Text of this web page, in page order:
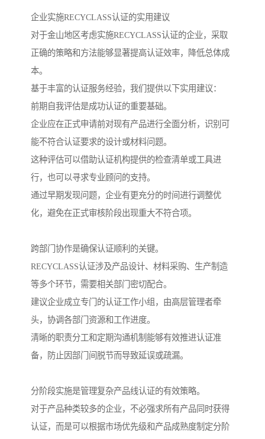
企业实施RECYCLASS认证的实用建议
对于金山地区考虑实施RECYCLASS认证的企业，采取
正确的策略和方法能够显著提高认证效率，降低总体成
本。
基于丰富的认证服务经验，我们提供以下实用建议：
前期自我评估是成功认证的重要基础。
企业应在正式申请前对现有产品进行全面分析，识别可
能不符合认证要求的设计或材料问题。
这种评估可以借助认证机构提供的检查清单或工具进
行，也可以寻求专业顾问的支持。
通过早期发现问题，企业有更充分的时间进行调整优
化，避免在正式审核阶段出现重大不符合项。
跨部门协作是确保认证顺利的关键。
RECYCLASS认证涉及产品设计、材料采购、生产制造
等多个环节，需要相关部门密切配合。
建议企业成立专门的认证工作小组，由高层管理者牵
头，协调各部门资源和工作进度。
清晰的职责分工和定期沟通机制能够有效推进认证准
备，防止因部门间脱节而导致延误或疏漏。
分阶段实施是管理复杂产品线认证的有效策略。
对于产品种类较多的企业，不必强求所有产品同时获得
认证，而是可以根据市场优先级和产品成熟度制定分阶